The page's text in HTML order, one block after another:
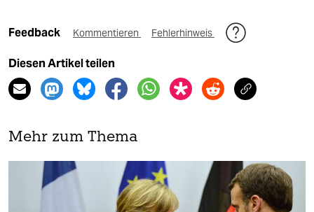
Feedback Kommentieren Fehlerhinweis
Diesen Artikel teilen
Mehr zum Thema